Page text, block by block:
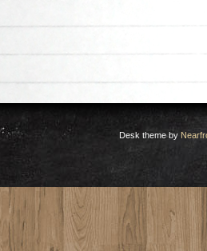
Desk theme by